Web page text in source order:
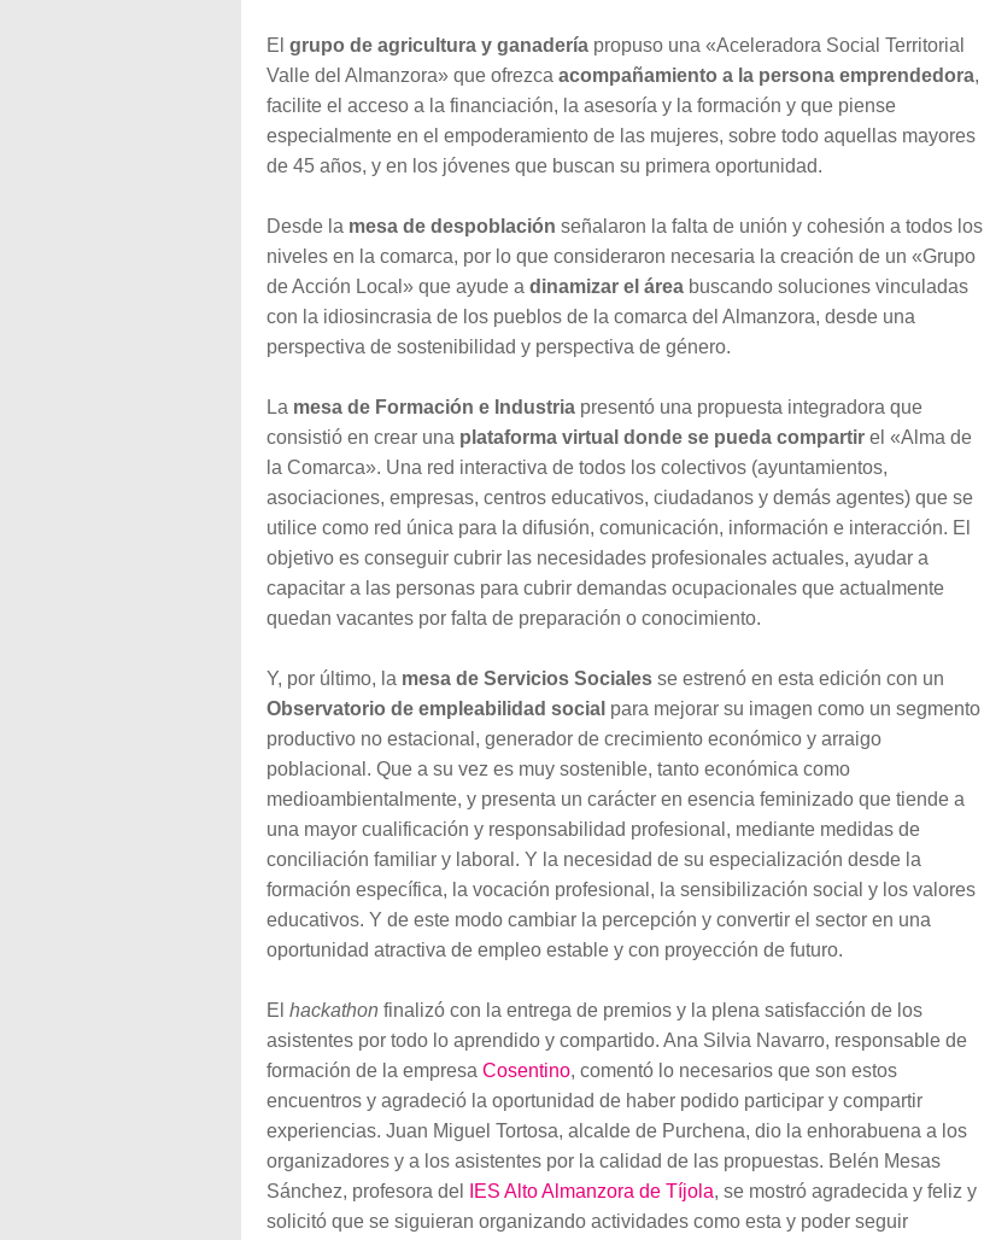
El grupo de agricultura y ganaderíapropuso una «Aceleradora Social Territorial
Valle del Almanzora» que ofrezca acompañamiento a la persona emprendedora,
facilite el acceso a la financiación, la asesoría y la formación y que piense
especialmente en el empoderamiento de las mujeres, sobre todo aquellas mayores
de 45 años, y en los jóvenes que buscan su primera oportunidad.
Desde la mesa de despoblación señalaron la falta de unión y cohesión a todos los
niveles en la comarca, por lo que consideraron necesaria la creación de un «Grupo
de Acción Local» que ayude a dinamizar el áreabuscando soluciones vinculadas
con la idiosincrasia de los pueblos de la comarca del Almanzora, desde una
perspectiva de sostenibilidad y perspectiva de género.
La mesa de Formación e Industriapresentó una propuesta integradora que
consistió en crear una plataforma virtual donde se pueda compartirel «Alma de
la Comarca». Una red interactiva de todos los colectivos (ayuntamientos,
asociaciones, empresas, centros educativos, ciudadanos y demás agentes) que se
utilice como red única para la difusión, comunicación, información e interacción. El
objetivo es conseguir cubrir las necesidades profesionales actuales, ayudar a
capacitar a las personas para cubrir demandas ocupacionales que actualmente
quedan vacantes por falta de preparación o conocimiento.
Y, por último, la mesa de Servicios Socialesse estrenó en esta edición con un
Observatorio de empleabilidad social para mejorar su imagen como un segmento
productivo no estacional, generador de crecimiento económico y arraigo
poblacional. Que a su vez es muy sostenible, tanto económica como
medioambientalmente, y presenta un carácter en esencia feminizado que tiende a
una mayor cualificación y responsabilidad profesional, mediante medidas de
conciliación familiar y laboral. Y la necesidad de su especialización desde la
formación específica, la vocación profesional, la sensibilización social y los valores
educativos. Y de este modo cambiar la percepción y convertir el sector en una
oportunidad atractiva de empleo estable y con proyección de futuro.
El hackathon finalizó con la entrega de premios y la plena satisfacción de los
asistentes por todo lo aprendido y compartido. Ana Silvia Navarro, responsable de
formación de la empresa Cosentino, comentó lo necesarios que son estos
encuentros y agradeció la oportunidad de haber podido participar y compartir
experiencias. Juan Miguel Tortosa, alcalde de Purchena, dio la enhorabuena a los
organizadores y a los asistentes por la calidad de las propuestas. Belén Mesas
Sánchez, profesora del
IES Alto Almanzora de Tíjola, se mostró agradecida y feliz y
solicitó que se siguieran organizando actividades como esta y poder seguir